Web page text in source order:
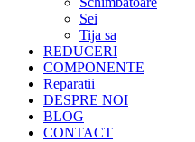
Sei
Tija sa
REDUCERI
COMPONENTE
Reparatii
DESPRE NOI
BLOG
CONTACT